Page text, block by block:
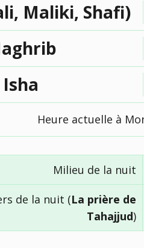
Maliki, Shafi)
Isha
Heure actuelle à
Milieu de la nuit
de la nuit (La prière de
Tahajjud)